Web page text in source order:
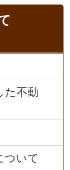
た不動
ついて